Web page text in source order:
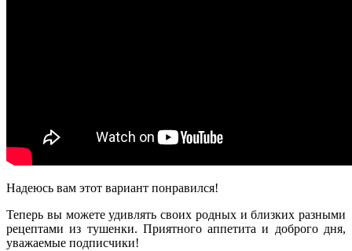
Надеюсь вам этот вариант понравился!
Теперь вы можете удивлять своих родных и близких разными
рецептами из тушенки. Приятного аппетита и доброго дня,
уважаемые подписчики!